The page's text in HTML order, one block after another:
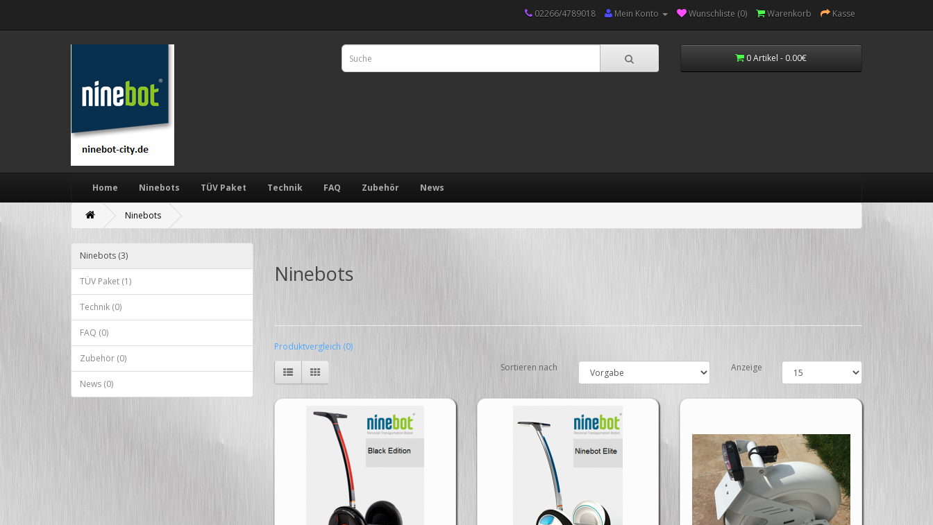
02266/4789018 Mein Konto Wunschliste (0) Warenkorb Kasse
0 Artikel - 0.00€
Home Ninebots TÜV Paket Technik FAQ Zubehör News
Ninebots
Ninebots (3)
TÜV Paket (1)
Technik (0)
FAQ (0)
Zubehör (0)
News (0)
Ninebots
Produktvergleich (0)
Sortieren nach
Anzeige